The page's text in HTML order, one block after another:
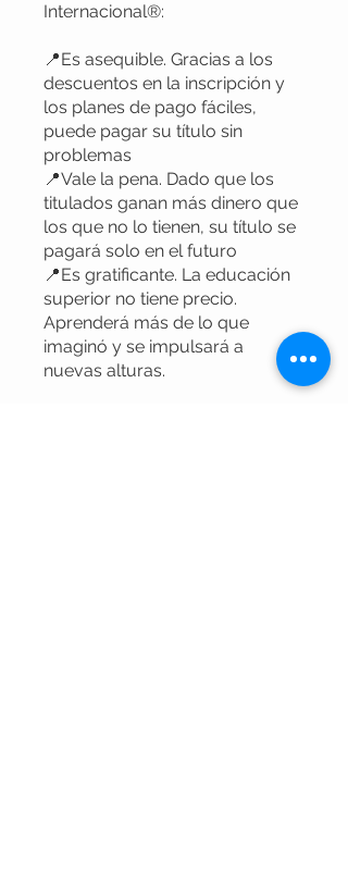
Internacional®:
📍Es asequible. Gracias a los
descuentos en la inscripción y
los planes de pago fáciles,
puede pagar su título sin
problemas
📍Vale la pena. Dado que los
titulados ganan más dinero que
los que no lo tienen, su título se
pagará solo en el futuro
📍Es gratificante. La educación
superior no tiene precio.
Aprenderá más de lo que
imaginó y se impulsará a
nuevas alturas.